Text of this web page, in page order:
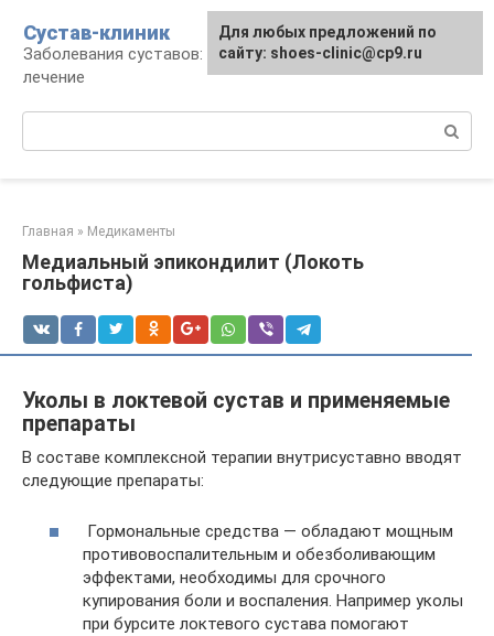
контенту
Сустав-клиник
Заболевания суставов: профилактика и
лечение
Главная » Медикаменты
Медиальный эпикондилит (Локоть
гольфиста)
Уколы в локтевой сустав и применяемые
препараты
В составе комплексной терапии внутрисуставно вводят
следующие препараты:
Гормональные средства — обладают мощным
противовоспалительным и обезболивающим
эффектами, необходимы для срочного
купирования боли и воспаления. Например уколы
при бурсите локтевого сустава помогают
Для любых предложений по
сайту: shoes-clinic@cp9.ru